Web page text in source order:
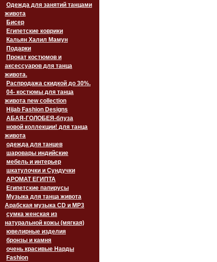
Одежда для занятий танцами
живота
Бисер
Египетские коврики
Кальян Халил Мамун
Подарки
Прокат костюмов и
аксессуаров для танца
живота.
Распродажа скидкой до 30%.
04- костюмы для танца
живота new collection
Hijab Fashion Designs
АБАЯ-ГОЛОБЕЯ-блуза
новой коллекции! для танца
живота
одежда для танцев
шаровары индийские
мебель и интерьер
шкатулочки и Сундучки
АРОМАТ ЕГИПТА
Египетские папирусы
Музыка для танца живота
Арабская музыка CD и MP3
сумка женская из
натуральной кожы (мягкая)
ювелирные изделия
бронзы и камня
очень красивые Нарды
Fashion